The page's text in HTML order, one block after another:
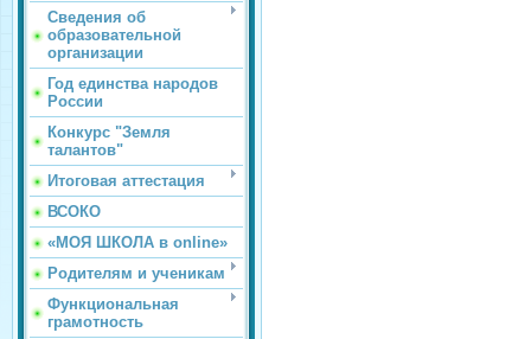
Сведения об
образовательной
организации
Год единства народов
России
Конкурс "Земля
талантов"
Итоговая аттестация
ВСОКО
«МОЯ ШКОЛА в online»
Родителям и ученикам
Функциональная
грамотность